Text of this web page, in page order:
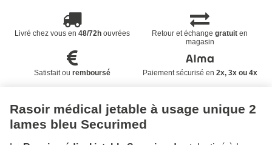
Livré chez vous en 48/72houvrées Retour et échangegratuit en
magasin
Satisfait ou remboursé Paiement sécurisé en 2x, 3x ou 4x
Rasoir médical jetable à usage unique 2
lames bleu Securimed